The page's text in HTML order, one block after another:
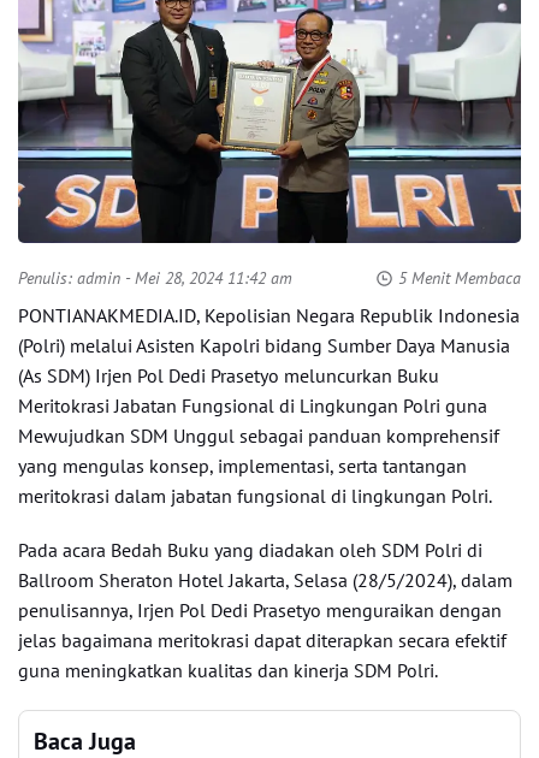
Penulis: admin - Mei 28, 2024 11:42 am 5 Menit Membaca
PONTIANAKMEDIA.ID, Kepolisian Negara Republik Indonesia
(Polri) melalui Asisten Kapolri bidang Sumber Daya Manusia
(As SDM) Irjen Pol Dedi Prasetyo meluncurkan Buku
Meritokrasi Jabatan Fungsional di Lingkungan Polri guna
Mewujudkan SDM Unggul sebagai panduan komprehensif
yang mengulas konsep, implementasi, serta tantangan
meritokrasi dalam jabatan fungsional di lingkungan Polri.
Pada acara Bedah Buku yang diadakan oleh SDM Polri di
Ballroom Sheraton Hotel Jakarta, Selasa (28/5/2024), dalam
penulisannya, Irjen Pol Dedi Prasetyo menguraikan dengan
jelas bagaimana meritokrasi dapat diterapkan secara efektif
guna meningkatkan kualitas dan kinerja SDM Polri.
Baca Juga